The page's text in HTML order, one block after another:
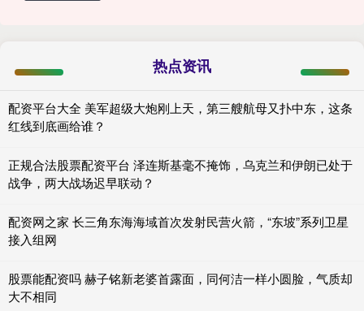
热点资讯
配资平台大全 美军超级大炮刚上天，第三艘航母又扑中东，这条
红线到底画给谁？
正规合法股票配资平台 泽连斯基毫不掩饰，乌克兰和伊朗已处于
战争，两大战场迟早联动？
配资网之家 长三角东海海域首次发射民营火箭，“东坡”系列卫星
接入组网
股票能配资吗 赫子铭新老婆首露面，同何洁一样小圆脸，气质却
大不相同